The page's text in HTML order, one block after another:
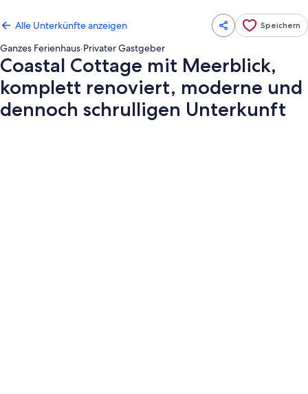
Alle Unterkünfte anzeigen Speichern
Ganzes Ferienhaus·Privater Gastgeber
Coastal Cottage mit Meerblick,
komplett renoviert, moderne und
dennoch schrulligen Unterkunft